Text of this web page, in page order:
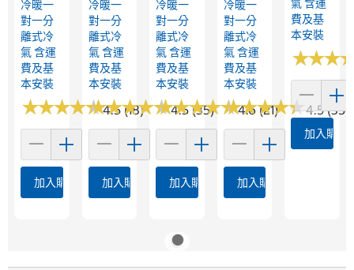
冷暖一
對一分
離式冷
氣 含運
費及基
本安裝
★★★★★
★★★★★4.5 (18)
加入購物車
冷暖一
對一分
離式冷
氣 含運
費及基
本安裝
★★★★★
★★★★★4.5 (35)
加入購物車
冷暖一
對一分
離式冷
氣 含運
費及基
本安裝
★★★★★
★★★★★4.6 (21)
加入購物車
冷暖一
對一分
離式冷
氣 含運
費及基
本安裝
★★★★★
★★★★★4.5 (35)
加入購物車
氣 含運
費及基
本安裝
★★★
★★★
加入購物